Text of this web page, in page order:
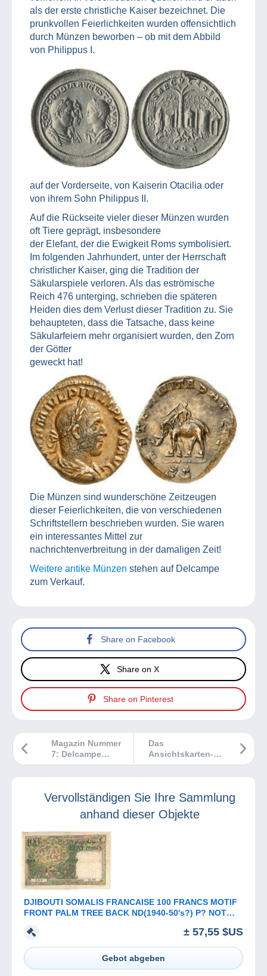
als der erste christliche Kaiser bezeichnet. Die
prunkvollen Feierlichkeiten wurden offensichtlich
durch Münzen beworben – ob mit dem Abbild
von Philippus I.
auf der Vorderseite, von Kaiserin Otacilia oder
von ihrem Sohn Philippus II.
Auf die Rückseite vieler dieser Münzen wurden
oft Tiere geprägt, insbesondere
der Elefant, der die Ewigkeit Roms symbolisiert.
Im folgenden Jahrhundert, unter der Herrschaft
christlicher Kaiser, ging die Tradition der
Säkularspiele verloren. Als das eströmische
Reich 476 unterging, schrieben die späteren
Heiden dies dem Verlust dieser Tradition zu. Sie
behaupteten, dass die Tatsache, dass keine
Säkularfeiern mehr organisiert wurden, den Zorn
der Götter
geweckt hat!
Die Münzen sind wunderschöne Zeitzeugen
dieser Feierlichkeiten, die von verschiedenen
Schriftstellern beschrieben wurden. Sie waren
ein interessantes Mittel zur
nachrichtenverbreitung in der damaligen Zeit!
Weitere antike Münzen stehen auf Delcampe
zum Verkauf.
Share on Facebook
Share on X
Share on Pinterest
Das
Ansichtskarten-
Marktbarometer
Magazin Nummer
7: Delcampe
Magazin
Vervollständigen Sie Ihre Sammlung
anhand dieser Objekte
DJIBOUTI SOMALIS FRANCAISE 100 FRANCS MOTIF
FRONT PALM TREE BACK ND(1940-50's?) P? NOT
± 57,55 $US
Gebot abgeben